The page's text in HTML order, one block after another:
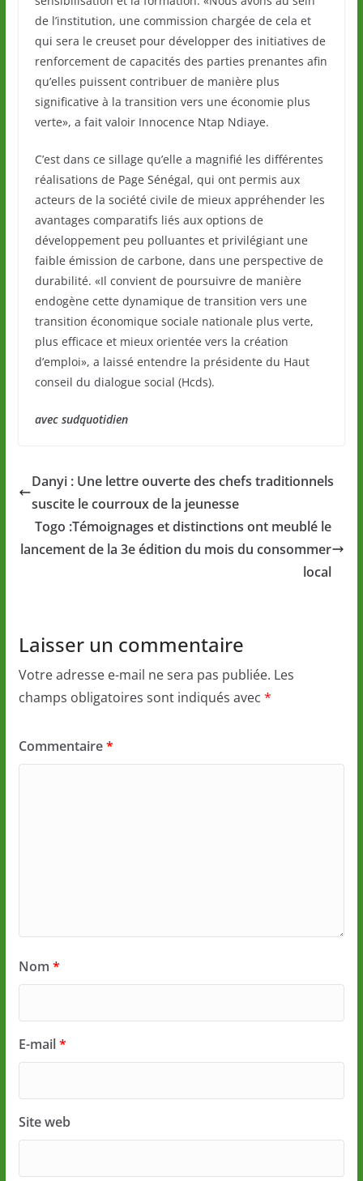
de l’institution, une commission chargée de cela et
qui sera le creuset pour développer des initiatives de
renforcement de capacités des parties prenantes afin
qu’elles puissent contribuer de manière plus
significative à la transition vers une économie plus
verte», a fait valoir Innocence Ntap Ndiaye.
C’est dans ce sillage qu’elle a magnifié les différentes
réalisations de Page Sénégal, qui ont permis aux
acteurs de la société civile de mieux appréhender les
avantages comparatifs liés aux options de
développement peu polluantes et privilégiant une
faible émission de carbone, dans une perspective de
durabilité. «Il convient de poursuivre de manière
endogène cette dynamique de transition vers une
transition économique sociale nationale plus verte,
plus efficace et mieux orientée vers la création
d’emploi», a laissé entendre la présidente du Haut
conseil du dialogue social (Hcds).
avec sudquotidien
Danyi : Une lettre ouverte des chefs traditionnels
suscite le courroux de la jeunesse
Togo :Témoignages et distinctions ont meublé le
lancement de la 3e édition du mois du consommer
local
Laisser un commentaire
Votre adresse e-mail ne sera pas publiée. Les
champs obligatoires sont indiqués avec *
Commentaire*
Nom *
E-mail*
Site web